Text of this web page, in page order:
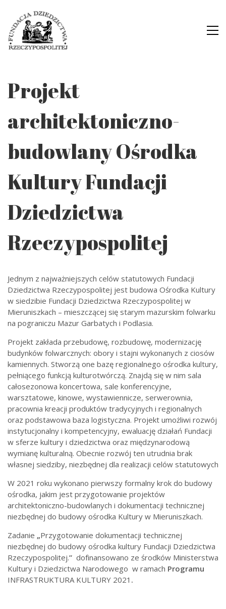
Projekt
architektoniczno-
budowlany Ośrodka
Kultury Fundacji
Dziedzictwa
Rzeczypospolitej
Jednym z najważniejszych celów statutowych Fundacji
Dziedzictwa Rzeczypospolitej jest budowa Ośrodka Kultury
w siedzibie Fundacji Dziedzictwa Rzeczypospolitej w
Mieruniszkach – mieszczącej się starym mazurskim folwarku
na pograniczu Mazur Garbatych i Podlasia.
Projekt zakłada przebudowę, rozbudowę, modernizację
budynków folwarcznych: obory i stajni wykonanych z ciosów
kamiennych. Stworzą one bazę regionalnego ośrodka kultury,
pełniącego funkcją kulturotwórczą. Znajdą się w nim sala
całosezonowa koncertowa, sale konferencyjne,
warsztatowe, kinowe, wystawiennicze, serwerownia,
pracownia kreacji produktów tradycyjnych i regionalnych
oraz podstawowa baza logistyczna. Projekt umożliwi rozwój
instytucjonalny i kompetencyjny, ewaluację działań Fundacji
w sferze kultury i dziedzictwa oraz międzynarodową
wymianę kulturalną. Obecnie rozwój ten utrudnia brak
własnej siedziby, niezbędnej dla realizacji celów statutowych
W 2021 roku wykonano pierwszy formalny krok do budowy
ośrodka, jakim jest przygotowanie projektów
architektoniczno-budowlanych i dokumentacji technicznej
niezbędnej do budowy ośrodka Kultury w Mieruniszkach.
Zadanie „Przygotowanie dokumentacji technicznej
niezbędnej do budowy ośrodka kultury Fundacji Dziedzictwa
Rzeczypospolitej.” dofinansowano ze środków Ministerstwa
Kultury i Dziedzictwa Narodowego w ramach Programu
INFRASTRUKTURA KULTURY 2021 .